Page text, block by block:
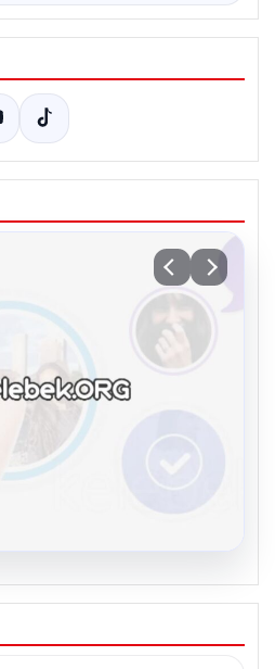
İle Dijital
Ve Chat